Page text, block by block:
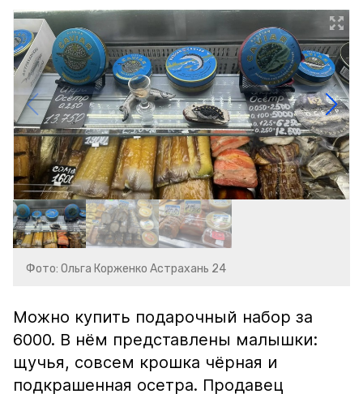
Фото: Ольга Корженко Астрахань 24
Можно купить подарочный набор за
6000. В нём представлены малышки:
щучья, совсем крошка чёрная и
подкрашенная осетра. Продавец